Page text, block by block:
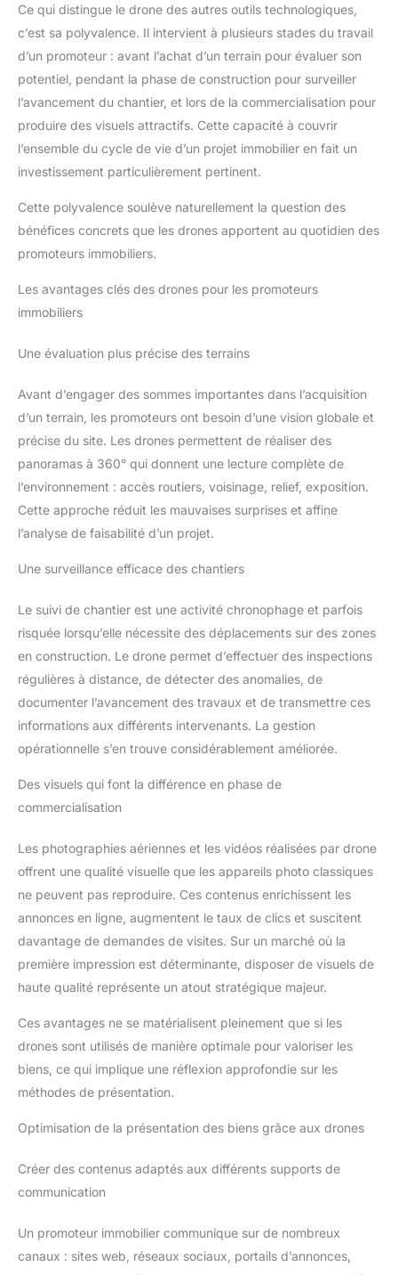
Ce qui distingue le drone des autres outils technologiques,
c’est sa polyvalence. Il intervient à plusieurs stades du travail
d’un promoteur : avant l’achat d’un terrain pour évaluer son
potentiel, pendant la phase de construction pour surveiller
l’avancement du chantier, et lors de la commercialisation pour
produire des visuels attractifs. Cette capacité à couvrir
l’ensemble du cycle de vie d’un projet immobilier en fait un
investissement particulièrement pertinent.
Cette polyvalence soulève naturellement la question des
bénéfices concrets que les drones apportent au quotidien des
promoteurs immobiliers.
Les avantages clés des drones pour les promoteurs
immobiliers
Une évaluation plus précise des terrains
Avant d’engager des sommes importantes dans l’acquisition
d’un terrain, les promoteurs ont besoin d’une vision globale et
précise du site. Les drones permettent de réaliser des
panoramas à 360° qui donnent une lecture complète de
l’environnement : accès routiers, voisinage, relief, exposition.
Cette approche réduit les mauvaises surprises et affine
l’analyse de faisabilité d’un projet.
Une surveillance efficace des chantiers
Le suivi de chantier est une activité chronophage et parfois
risquée lorsqu’elle nécessite des déplacements sur des zones
en construction. Le drone permet d’effectuer des inspections
régulières à distance, de détecter des anomalies, de
documenter l’avancement des travaux et de transmettre ces
informations aux différents intervenants. La gestion
opérationnelle s’en trouve considérablement améliorée.
Des visuels qui font la différence en phase de
commercialisation
Les photographies aériennes et les vidéos réalisées par drone
offrent une qualité visuelle que les appareils photo classiques
ne peuvent pas reproduire. Ces contenus enrichissent les
annonces en ligne, augmentent le taux de clics et suscitent
davantage de demandes de visites. Sur un marché où la
première impression est déterminante, disposer de visuels de
haute qualité représente un atout stratégique majeur.
Ces avantages ne se matérialisent pleinement que si les
drones sont utilisés de manière optimale pour valoriser les
biens, ce qui implique une réflexion approfondie sur les
méthodes de présentation.
Optimisation de la présentation des biens grâce aux drones
Créer des contenus adaptés aux différents supports de
communication
Un promoteur immobilier communique sur de nombreux
canaux : sites web, réseaux sociaux, portails d’annonces,